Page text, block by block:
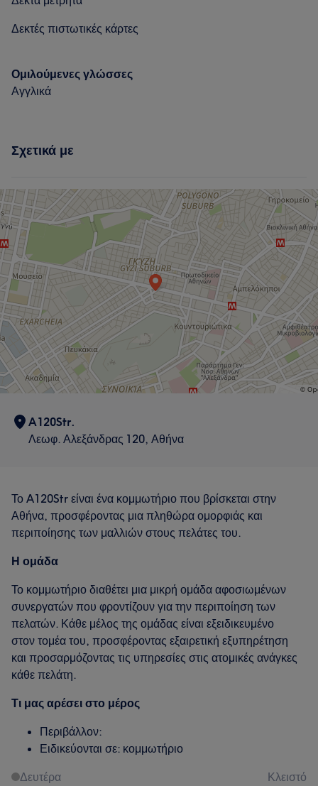
Τι λένε οι πελάτες μας για Άρτεμις
Professional 11 Exceptional Friendly
Δεκτές πιστωτικές κάρτες
Ομιλούμενες γλώσσες
Αγγλικά
Σχετικά με
A120Str.
Λεωφ. Αλεξάνδρας 120, Αθήνα
Το A120Str είναι ένα κομμωτήριο που βρίσκεται στην
Αθήνα, προσφέροντας μια πληθώρα ομορφιάς και
περιποίησης των μαλλιών στους πελάτες του.
Η ομάδα
Το κομμωτήριο διαθέτει μια μικρή ομάδα αφοσιωμένων
συνεργατών που φροντίζουν για την περιποίηση των
πελατών. Κάθε μέλος της ομάδας είναι εξειδικευμένο
στον τομέα του, προσφέροντας εξαιρετική εξυπηρέτηση
και προσαρμόζοντας τις υπηρεσίες στις ατομικές ανάγκες
κάθε πελάτη.
Τι μας αρέσει στο μέρος
Περιβάλλον:
Ειδικεύονται σε: κομμωτήριο
Δευτέρα
Κλειστό